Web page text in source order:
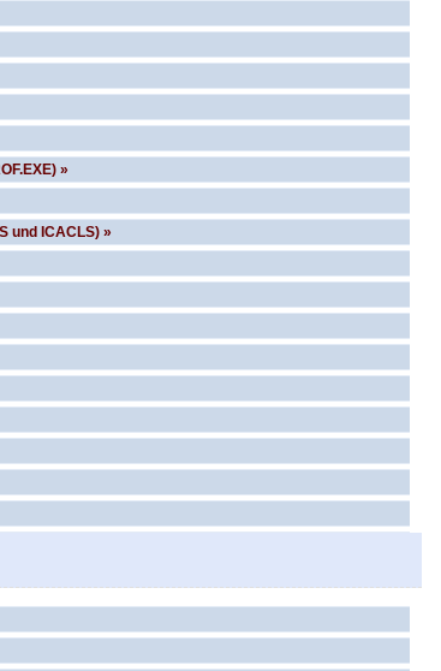
»
und ICACLS) »